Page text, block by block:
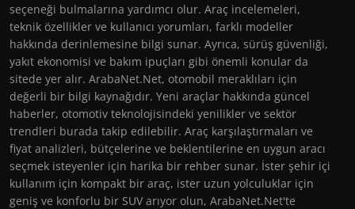
seçeneği bulmalarına yardımcı olur. Araç incelemeleri,
teknik özellikler ve kullanıcı yorumları, farklı modeller
hakkında derinlemesine bilgi sunar. Ayrıca, sürüş güvenliği,
yakıt ekonomisi ve bakım ipuçları gibi önemli konular da
sitede yer alır. ArabaNet.Net, otomobil meraklıları için
değerli bir bilgi kaynağıdır. Yeni araçlar hakkında güncel
haberler, otomotiv teknolojisindeki yenilikler ve sektör
trendleri burada takip edilebilir. Araç karşılaştırmaları ve
fiyat analizleri, bütçelerine ve beklentilerine en uygun aracı
seçmek isteyenler için harika bir rehber sunar. İster şehir içi
kullanım için kompakt bir araç, ister uzun yolculuklar için
geniş ve konforlu bir SUV arıyor olun, ArabaNet.Net'te